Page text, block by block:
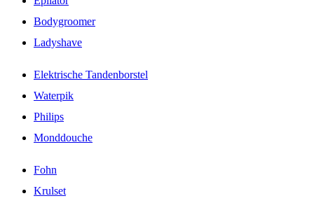
Bodygroomer
Ladyshave
Elektrische Tandenborstel
Waterpik
Philips
Monddouche
Fohn
Krulset